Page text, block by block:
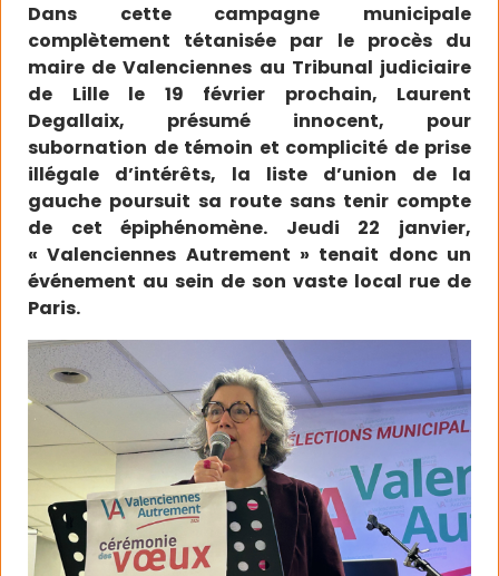
Dans cette campagne municipale
complètement tétanisée par le procès du
maire de Valenciennes au Tribunal judiciaire
de Lille le 19 février prochain, Laurent
Degallaix, présumé innocent, pour
subornation de témoin et complicité de prise
illégale d’intérêts, la liste d’union de la
gauche poursuit sa route sans tenir compte
de cet épiphénomène. Jeudi 22 janvier,
« Valenciennes Autrement » tenait donc un
événement au sein de son vaste local rue de
Paris.